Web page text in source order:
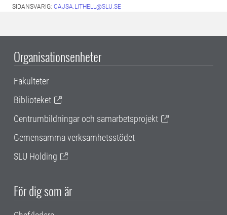
SIDANSVARIG: CAJSA.LITHELL@SLU.SE
Organisationsenheter
Fakulteter
Biblioteket
Centrumbildningar och samarbetsprojekt
Gemensamma verksamhetsstödet
SLU Holding
För dig som är